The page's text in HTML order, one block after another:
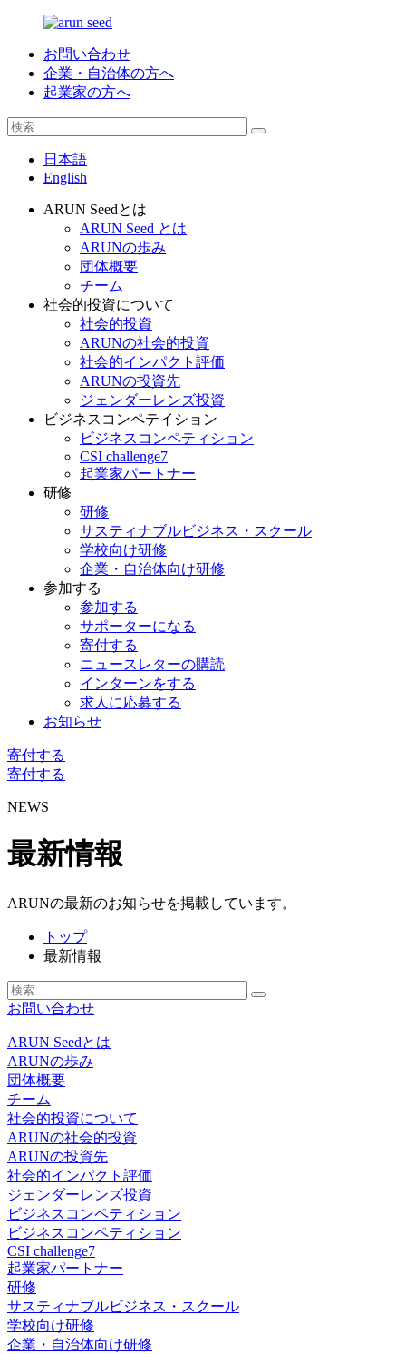
お問い合わせ
企業・自治体の方へ
起業家の方へ
日本語
English
ARUN Seedとは
ARUN Seed とは
ARUNの歩み
団体概要
チーム
社会的投資について
社会的投資
ARUNの社会的投資
社会的インパクト評価
ARUNの投資先
ジェンダーレンズ投資
ビジネスコンペテイション
ビジネスコンペティション
CSI challenge7
起業家パートナー
研修
研修
サスティナブルビジネス・スクール
学校向け研修
企業・自治体向け研修
参加する
参加する
サポーターになる
寄付する
ニュースレターの購読
インターンをする
求人に応募する
お知らせ
寄付する
寄付する
NEWS
最新情報
ARUNの最新のお知らせを掲載しています。
トップ
最新情報
お問い合わせ
ARUN Seedとは
ARUNの歩み
団体概要
チーム
社会的投資について
ARUNの社会的投資
ARUNの投資先
社会的インパクト評価
ジェンダーレンズ投資
ビジネスコンペティション
ビジネスコンペティション
CSI challenge7
起業家パートナー
研修
サスティナブルビジネス・スクール
学校向け研修
企業・自治体向け研修